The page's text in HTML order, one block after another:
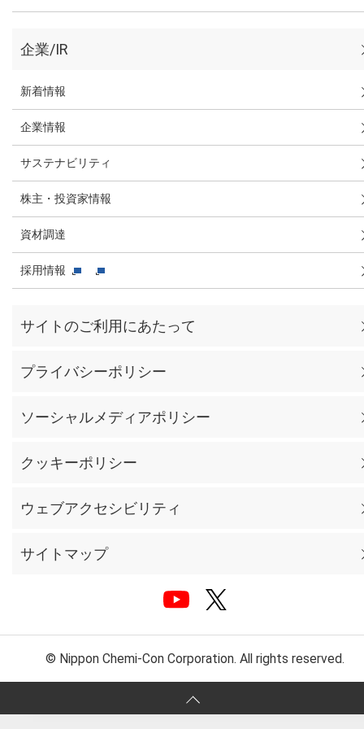
企業/IR
新着情報
企業情報
サステナビリティ
株主・投資家情報
資材調達
採用情報
サイトのご利用にあたって
プライバシーポリシー
ソーシャルメディアポリシー
クッキーポリシー
ウェブアクセシビリティ
サイトマップ
© Nippon Chemi-Con Corporation. All rights reserved.